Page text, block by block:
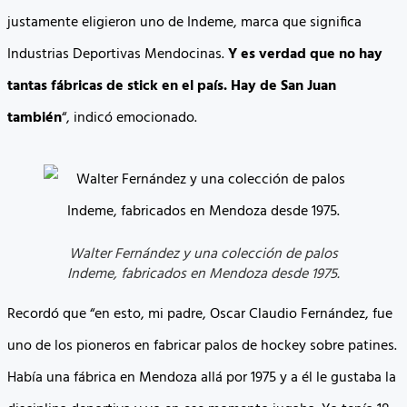
justamente eligieron uno de Indeme, marca que significa
Industrias Deportivas Mendocinas.Y es verdad que no hay
tantas fábricas de stick en el país. Hay de San Juan
también“, indicó emocionado.
Walter Fernández y una colección de palos
Indeme, fabricados en Mendoza desde 1975.
Recordó que “en esto, mi padre, Oscar Claudio Fernández, fue
uno de los pioneros en fabricar palos de hockey sobre patines.
Había una fábrica en Mendoza allá por 1975 y a él le gustaba la